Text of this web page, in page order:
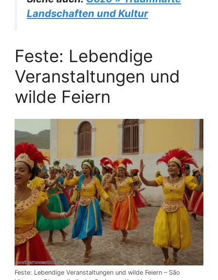
Landschaften und Kultur
Feste: Lebendige
Veranstaltungen und
wilde Feiern
Feste: Lebendige Veranstaltungen und wilde Feiern – São